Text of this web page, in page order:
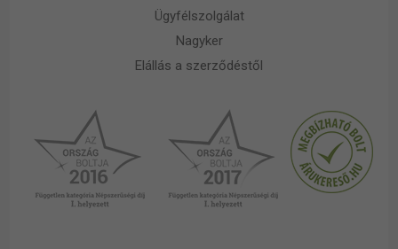
Ügyfélszolgálat
Nagyker
Elállás a szerződéstől